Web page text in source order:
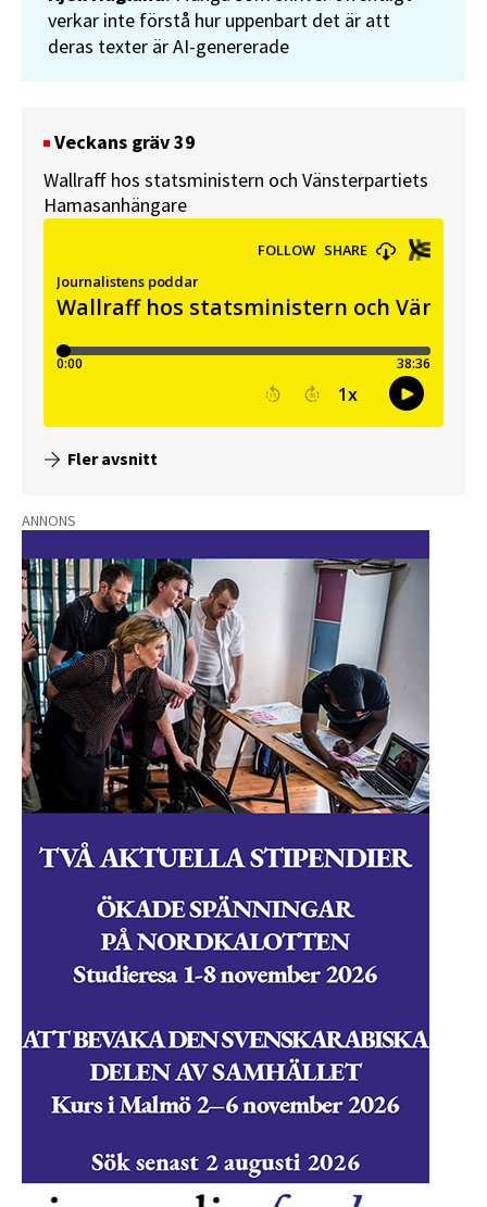
verkar inte förstå hur uppenbart det är att
deras texter är AI-genererade
Veckans gräv 39
Wallraff hos statsministern och Vänsterpartiets
Hamasanhängare
Fler avsnitt
ANNONS